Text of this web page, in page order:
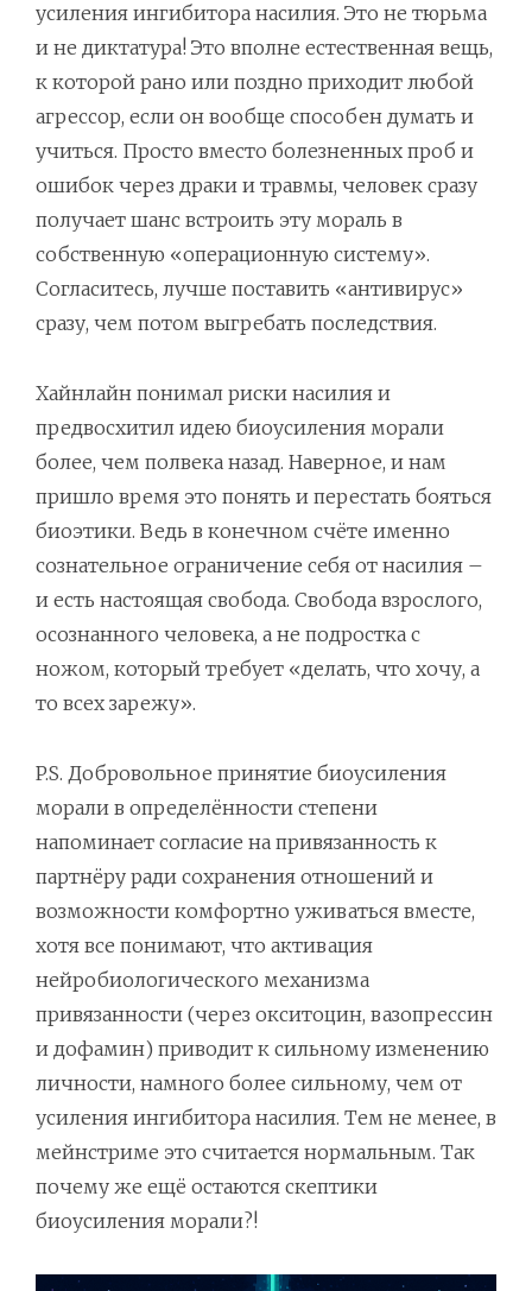
усиления ингибитора насилия. Это не тюрьма
и не диктатура! Это вполне естественная вещь,
к которой рано или поздно приходит любой
агрессор, если он вообще способен думать и
учиться. Просто вместо болезненных проб и
ошибок через драки и травмы, человек сразу
получает шанс встроить эту мораль в
собственную «операционную систему».
Согласитесь, лучше поставить «антивирус»
сразу, чем потом выгребать последствия.
Хайнлайн понимал риски насилия и
предвосхитил идею биоусиления морали
более, чем полвека назад. Наверное, и нам
пришло время это понять и перестать бояться
биоэтики. Ведь в конечном счёте именно
сознательное ограничение себя от насилия –
и есть настоящая свобода. Свобода взрослого,
осознанного человека, а не подростка с
ножом, который требует «делать, что хочу, а
то всех зарежу».
P.S. Добровольное принятие биоусиления
морали в определённости степени
напоминает согласие на привязанность к
партнёру ради сохранения отношений и
возможности комфортно уживаться вместе,
хотя все понимают, что активация
нейробиологического механизма
привязанности (через окситоцин, вазопрессин
и дофамин) приводит к сильному изменению
личности, намного более сильному, чем от
усиления ингибитора насилия. Тем не менее, в
мейнстриме это считается нормальным. Так
почему же ещё остаются скептики
биоусиления морали?!